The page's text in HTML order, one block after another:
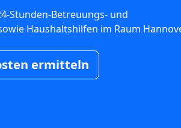
Stunden-Betreuungs- und
Haushaltshilfen im Raum
ermitteln